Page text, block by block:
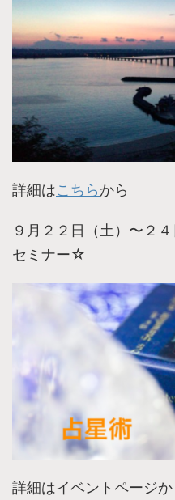
詳細はこちらから
９月２２日（土）〜
セミナー☆
詳細はイベントページ